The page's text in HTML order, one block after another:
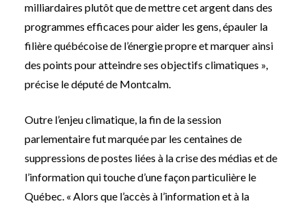
milliardaires plutôt que de mettre cet argent dans des
programmes efficaces pour aider les gens, épauler la
filière québécoise de l’énergie propre et marquer ainsi
des points pour atteindre ses objectifs climatiques »,
précise le député de Montcalm.
Outre l’enjeu climatique, la fin de la session
parlementaire fut marquée par les centaines de
suppressions de postes liées à la crise des médias et de
l’information qui touche d’une façon particulière le
Québec. « Alors que l’accès à l’information et à la